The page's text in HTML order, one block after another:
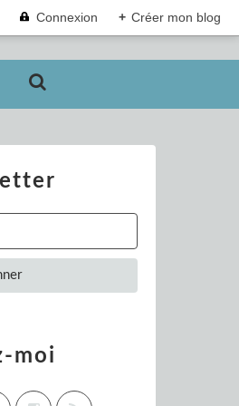
Connexion + Créer mon blog
moi